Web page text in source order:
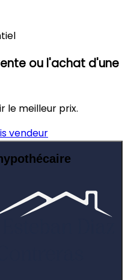
ou l'achat d'une
le meilleur prix.
vendeur